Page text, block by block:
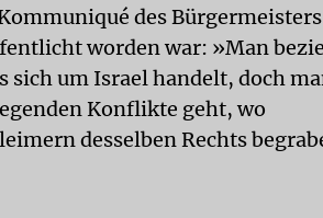
des
worden war: »Man
sich um Israel handelt, doch
Konflikte geht, wo
desselben Rechts